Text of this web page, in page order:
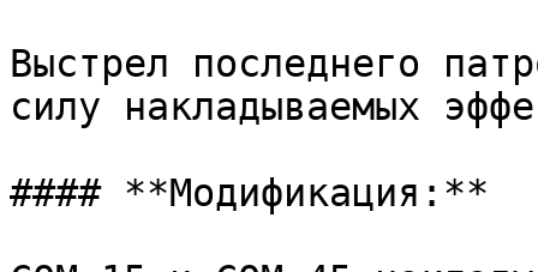
Выстрел последнего
силу накладываемых
#### **Модификация:**